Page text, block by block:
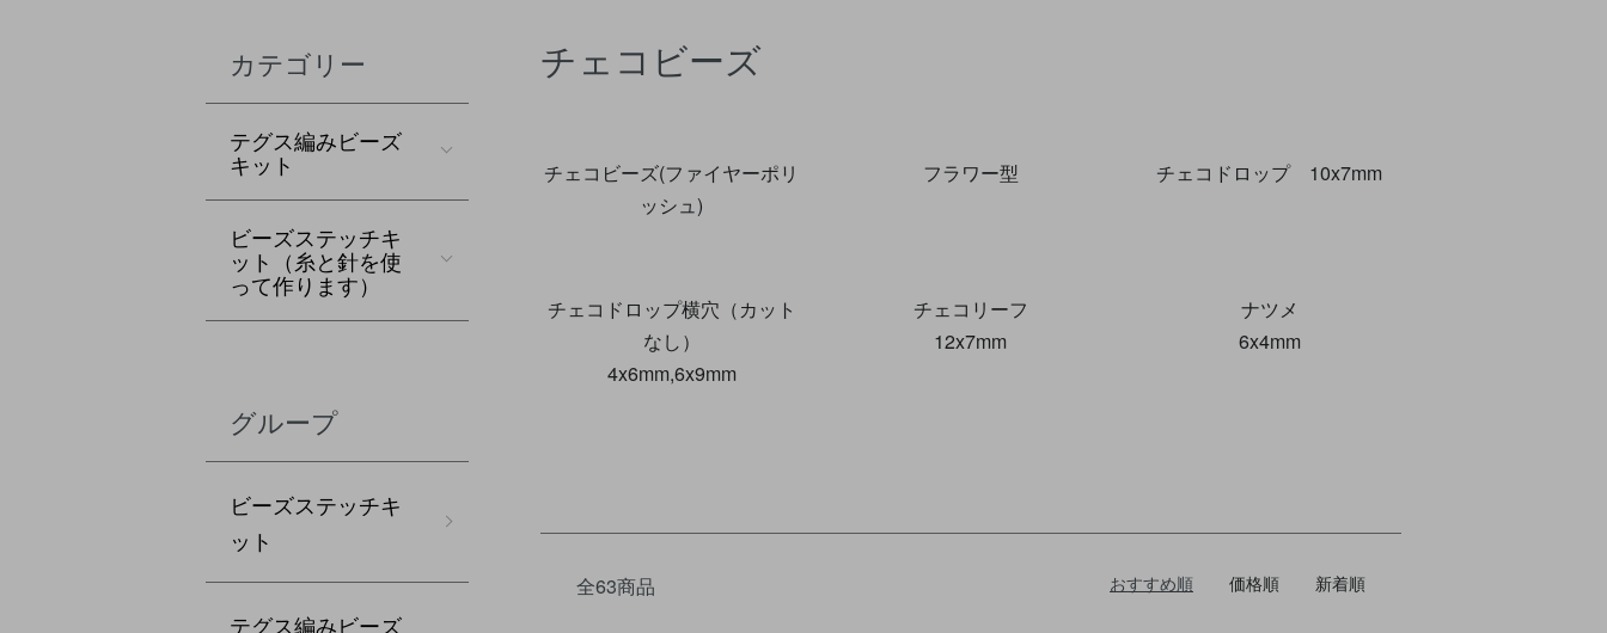
チェコビーズ
チェコビーズ(ファイヤーポリ
ッシュ)
フラワー型 チェコドロップ 10x7mm
チェコドロップ横穴（カット
なし）
4x6mm,6x9mm
チェコリーフ
12x7mm
ナツメ
6x4mm
全63商品 おすすめ順 価格順 新着順
カテゴリー
テグス編みビーズ
キット
ビーズステッチキ
ット（糸と針を使
って作ります）
グループ
ビーズステッチキ
ット
テグス編みビーズ